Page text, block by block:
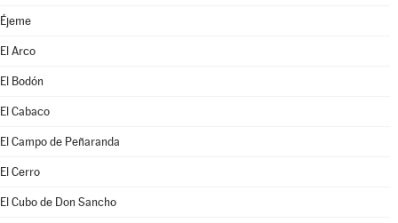
Éjeme
El Arco
El Bodón
El Cabaco
El Campo de Peñaranda
El Cerro
El Cubo de Don Sancho